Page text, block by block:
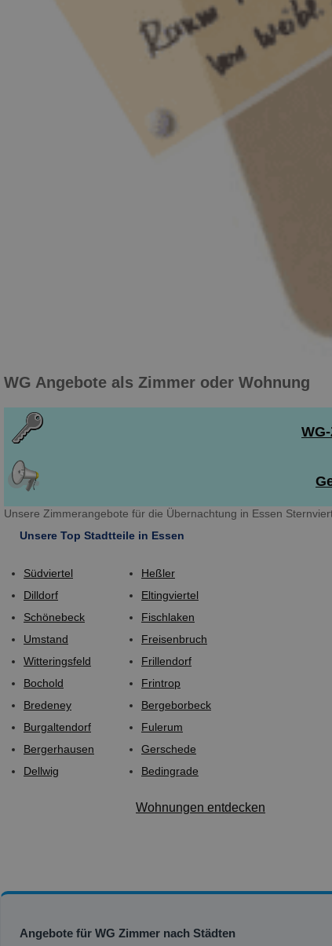
WG Angebote als Zimmer oder Wohnung
Unsere Zimmerangebote für die Übernachtung in Essen
Unsere Top Stadtteile in Essen
Südviertel
Dilldorf
Schönebeck
Umstand
Witteringsfeld
Bochold
Bredeney
Burgaltendorf
Bergerhausen
Dellwig
Heßler
Eltingviertel
Fischlaken
Freisenbruch
Frillendorf
Frintrop
Bergeborbeck
Fulerum
Gerschede
Bedingrade
Wohnungen entdecken
Angebote für WG Zimmer nach Städten